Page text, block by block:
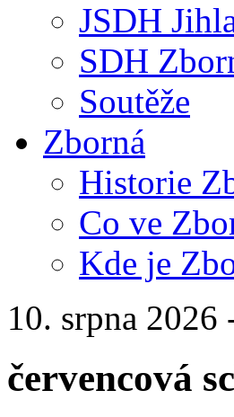
JSDH
SDH
Soutěže
Zborná
Historie
Co ve
Kde je
10. srpna
červencová